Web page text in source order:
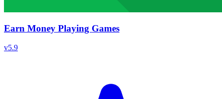
Earn Money Playing Games
v5.9